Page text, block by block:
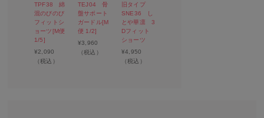
TPF38 綿
混のびのび
フィットシ
ョーツ[M便
1/5]
¥2,090
（税込）
TEJ04 骨
盤サポート
ガードル[M
便 1/2]
¥3,960
（税込）
旧タイプ
SNE36 し
とや華凛 3
Dフィット
ショーツ
¥4,950
（税込）